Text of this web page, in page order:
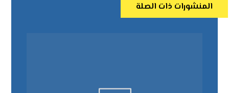
المنشورات ذات الصلة